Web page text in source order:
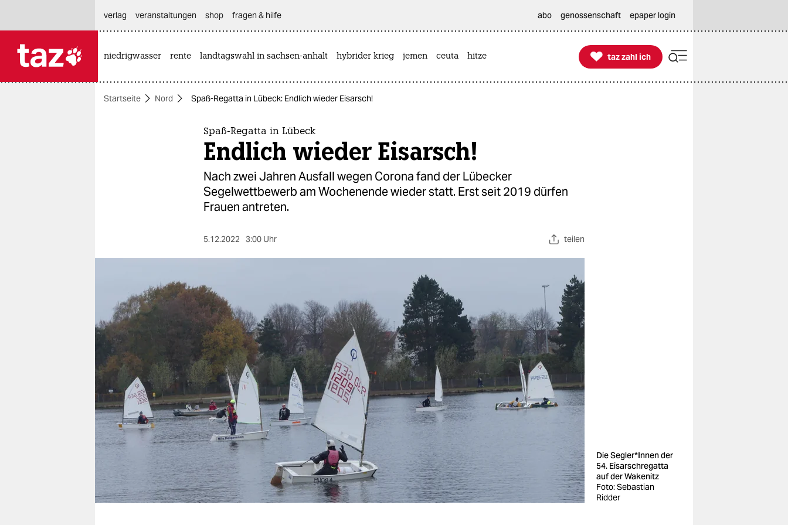
themen
wahrheit
verlag
verlag
veranstaltungen
shop
fragen & hilfe
unterstützen
abo
genossenschaft
verlag
veranstaltungen shop fragen & hilfe abo genossenschaft epaper login
niedrigwasser rente landtagswahl in sachsen-anhalt hybrider krieg jemen ceuta hitze 
taz zahl ich
taz zahl ich
Startseite Nord Spaß-Regatta in Lübeck: Endlich wieder Eisarsch!
Spaß-Regatta in Lübeck
Endlich wieder Eisarsch!
Nach zwei Jahren Ausfall wegen Corona fand der Lübecker
Segelwettbewerb am Wochenende wieder statt. Erst seit 2019 dürfen
Frauen antreten.
5.12.2022 3:00 Uhr teilen
Die Seg­le­r*In­nen der
54. Eisarschregatta
auf der Wakenitz
Foto: Sebastian
Ridder